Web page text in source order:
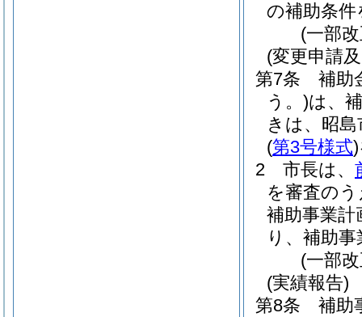
の補助条
(一部
(変更申請
第7条
補助
う。)は、
きは、昭
(第3号様式)
2
市長は、
を審査の
補助事業計
り、補助
(一部
(実績報告)
第8条
補助